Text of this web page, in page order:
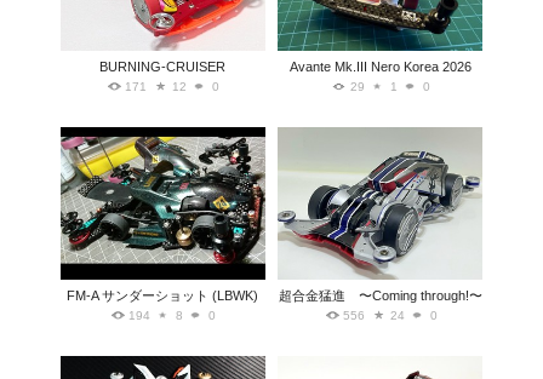
BURNING-CRUISER
171 12 0
Avante Mk.III Nero Korea 2026
29 1 0
FM-A サンダーショット (LBWK)
194 8 0
超合金猛進 〜Coming through!〜
556 24 0